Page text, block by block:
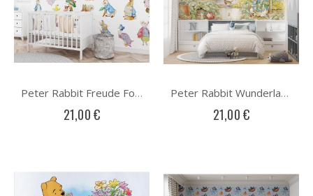
Peter Rabbit Freude Fototapete
21,00 €
Peter Rabbit Wunderland Fototapete
21,00 €